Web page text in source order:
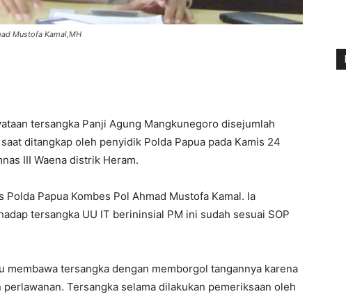
Mustofa Kamal,MH
tersangka Panji Agung Mangkunegoro disejumlah
ditangkap oleh penyidik Polda Papua pada Kamis 24
III Waena distrik Heram.
Papua Kombes Pol Ahmad Mustofa Kamal. Ia
tersangka UU IT berininsial PM ini sudah sesuai SOP
membawa tersangka dengan memborgol tangannya karena
Tersangka selama dilakukan pemeriksaan oleh